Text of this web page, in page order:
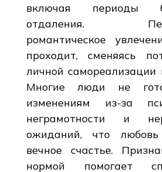
включая периоды
отдаления.
романтическое
проходит, сменяясь
личной самореализации
Многие люди не
изменениям из-за
неграмотности и
ожиданий, что любовь
вечное счастье.
нормой помогает